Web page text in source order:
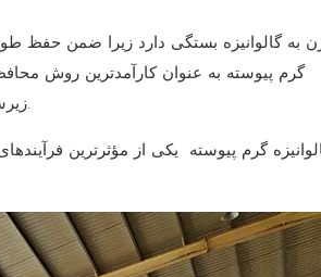
به گالوانیزه بستگی دارد زیرا ضمن حفظ
گرم پیوسته به عنوان کارآمدترین روش
زیرساخت‌ها، به دلیل فرآیند پوشش‌دهی یکنواخت و روان، به شدت به این تکنیک وابسته هستند.
گرم پیوسته
یکی از مؤثرترین